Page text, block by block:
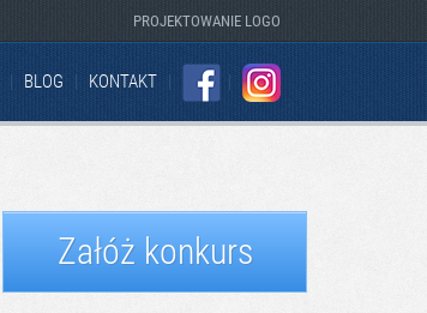
PROJEKTOWANIE LOGO
BLOG
KONTAKT
INSTAGRAM
Załóż konkurs